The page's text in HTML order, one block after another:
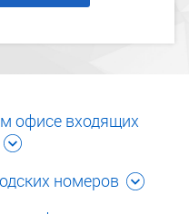
офисе входящих
номеров